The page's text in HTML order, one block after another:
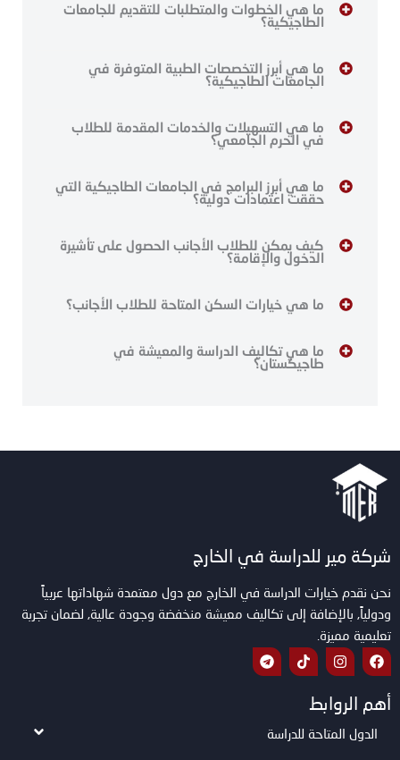
ما هي الخطوات والمتطلبات للتقديم للجامعات
الطاجيكية؟
ما هي أبرز التخصصات الطبية المتوفرة في
الجامعات الطاجيكية؟
ما هي التسهيلات والخدمات المقدمة للطلاب
في الحرم الجامعي؟
ما هي أبرز البرامج في الجامعات الطاجيكية التي
حققت اعتمادات دولية؟
كيف يمكن للطلاب الأجانب الحصول على تأشيرة
الدخول والإقامة؟
ما هي خيارات السكن المتاحة للطلاب الأجانب؟
ما هي تكاليف الدراسة والمعيشة في
طاجيكستان؟
شركة مير للدراسة في الخارج
نحن نقدم خيارات الدراسة في الخارج مع دول معتمدة شهاداتها عربياً
ودولياً, بالإضافة إلى تكاليف معيشة منخفضة وجودة عالية, لضمان تجربة
تعليمية مميزة.
أهم الروابط
الدول المتاحة للدراسة